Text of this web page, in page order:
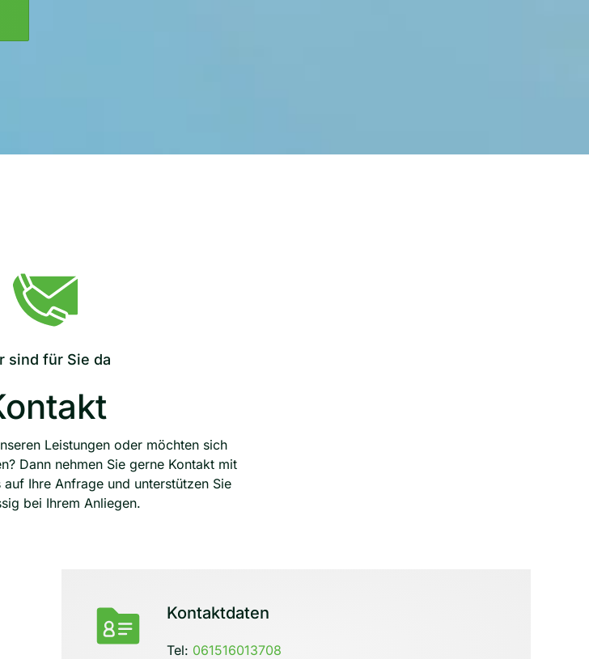
sind für Sie da
Leistungen oder möchten sich
Dann nehmen Sie gerne Kontakt mit
Ihre Anfrage und unterstützen Sie
bei Ihrem Anliegen.
Kontaktdaten
Tel: 061516013708